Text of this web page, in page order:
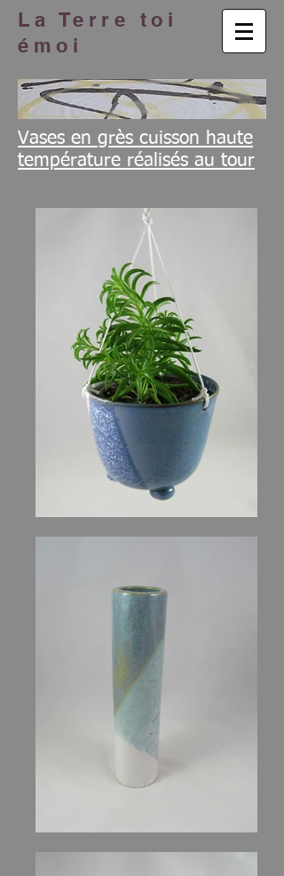
La Terre toi
émoi
Vases en grès cuisson haute
température réalisés au tour